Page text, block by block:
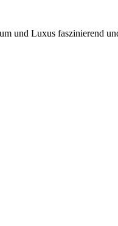
und Luxus faszinierend